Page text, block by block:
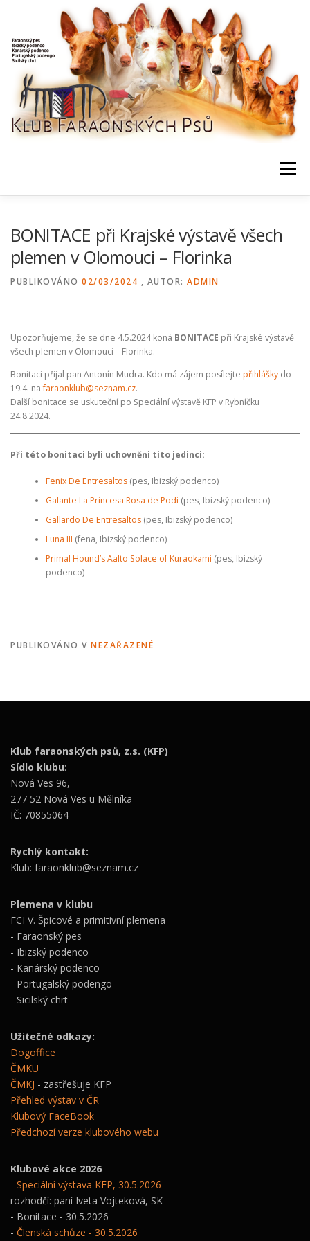
Menu
BONITACE při Krajské výstavě všech
plemen v Olomouci – Florinka
PUBLIKOVÁNO 02/03/2024 , AUTOR: ADMIN
Upozorňujeme, že se dne 4.5.2024 koná BONITACE při Krajské výstavě
všech plemen v Olomouci – Florinka.
Bonitaci přijal pan Antonín Mudra. Kdo má zájem posílejte přihlášky do
19.4. nafaraonklub@seznam.cz.
Další bonitace se uskuteční po Speciální výstavě KFP v Rybníčku
24.8.2024.
Při této bonitaci byli uchovněni tito jedinci:
Fenix De Entresaltos(pes, Ibizský podenco)
Galante La Princesa Rosa de Podi (pes, Ibizský podenco)
Gallardo De Entresaltos(pes, Ibizský podenco)
Luna III (fena, Ibizský podenco)
Primal Hound’s Aalto Solace of Kuraokami (pes, Ibizský
podenco)
PUBLIKOVÁNO V NEZAŘAZENÉ
Klub faraonských psů, z.s. (KFP)
Sídlo klubu:
Nová Ves 96,
277 52 Nová Ves u Mělníka
IČ: 70855064
Rychlý kontakt:
Klub: faraonklub@seznam.cz
Plemena v klubu
FCI V. Špicové a primitivní plemena
- Faraonský pes
- Ibizský podenco
- Kanárský podenco
- Portugalský podengo
- Sicilský chrt
Užitečné odkazy:
Dogoffice
ČMKU
ČMKJ - zastřešuje KFP
Přehled výstav v ČR
Klubový FaceBook
Předchozí verze klubového webu
Klubové akce 2026
- Speciální výstava KFP, 30.5.2026
rozhodčí: paní Iveta Vojteková, SK
- Bonitace - 30.5.2026
- Členská schůze - 30.5.2026